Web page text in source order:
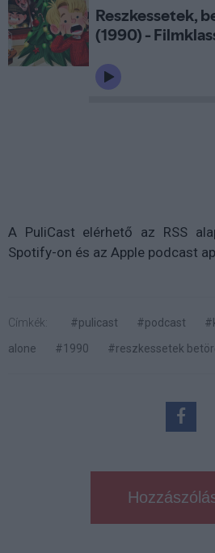
A PuliCast elérhető az RSS
Spotify-on és az Apple podcast
Címkék: #pulicast #podcast
alone
#1990 #reszkessetek